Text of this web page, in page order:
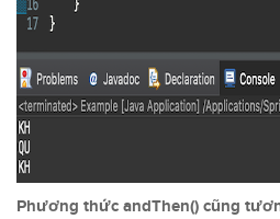
Phương thức andThen() cũng